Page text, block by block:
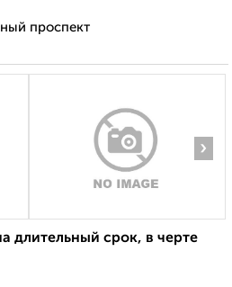
проспект
›
длительный срок, в черте